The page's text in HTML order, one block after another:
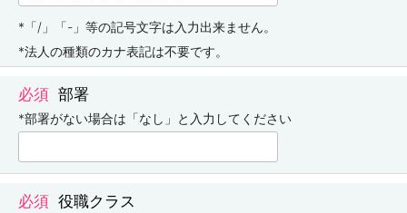
*「/」「-」等の記号文字は入力出来ません。
*法人の種類のカナ表記は不要です。
部署
*部署がない場合は「なし」と入力してください
役職クラス